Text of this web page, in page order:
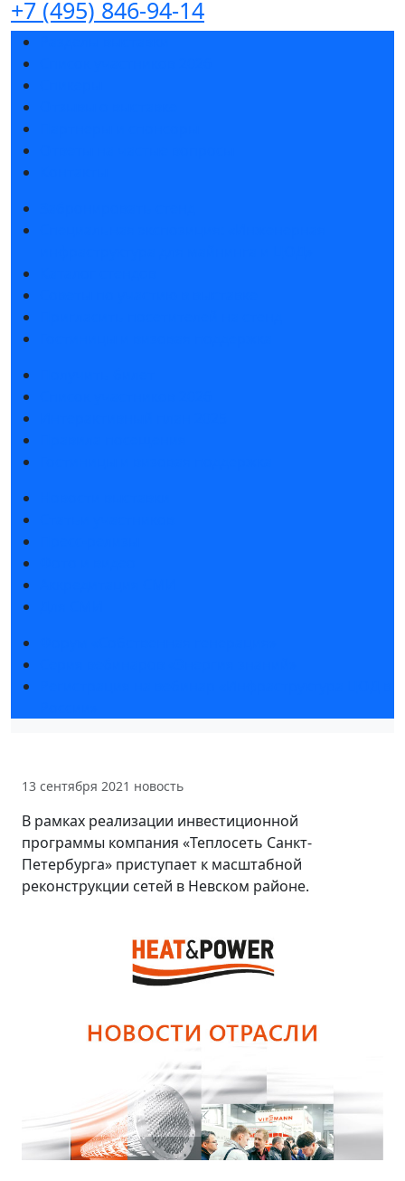
+7 (495) 846-94-14
13 сентября 2021 новость
В рамках реализации инвестиционной
программы компания «Теплосеть Санкт-
Петербурга» приступает к масштабной
реконструкции сетей в Невском районе.